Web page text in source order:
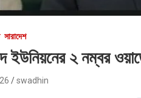
সারাদেশ
ইউনিয়নের ২ নম্বর
swadhin